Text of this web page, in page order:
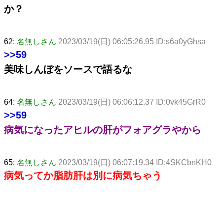
か？
62: 名無しさん 2023/03/19(日) 06:05:26.95 ID:s6a0yGhsa
>>59
美味しんぼをソースで語るな
64: 名無しさん 2023/03/19(日) 06:06:12.37 ID:0vk45GrR0
>>59
病気になったアヒルの肝がフォアグラやから
65: 名無しさん 2023/03/19(日) 06:07:19.34 ID:4SKCbnKH0
病気ってか脂肪肝は別に病気ちゃう